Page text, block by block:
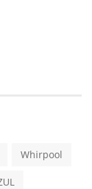
Whirpool